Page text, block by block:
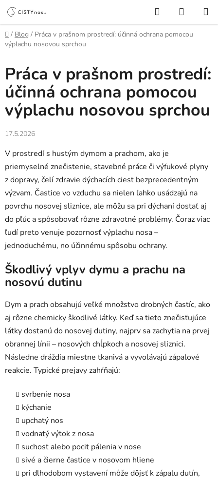
Prejsť
na
obsah
Hľadať
KOŠÍK
Domov
/ Blog / Práca v prašnom prostredí: účinná ochrana pomocou
výplachu nosovou sprchou
Práca v prašnom prostredí:
účinná ochrana pomocou
výplachu nosovou sprchou
17.5.2026
V prostredí s hustým dymom a prachom, ako je
priemyselné znečistenie, stavebné práce či výfukové plyny
z dopravy, čelí zdravie dýchacích ciest bezprecedentným
výzvam. Častice vo vzduchu sa nielen ľahko usádzajú na
povrchu nosovej sliznice, ale môžu sa pri dýchaní dostať aj
do pľúc a spôsobovať rôzne zdravotné problémy. Čoraz viac
ľudí preto venuje pozornosť výplachu nosa –
jednoduchému, no účinnému spôsobu ochrany.
Škodlivý vplyv dymu a prachu na
nosovú dutinu
Dym a prach obsahujú veľké množstvo drobných častíc, ako
aj rôzne chemicky škodlivé látky. Keď sa tieto znečisťujúce
látky dostanú do nosovej dutiny, najprv sa zachytia na prvej
obrannej línii – nosových chĺpkoch a nosovej sliznici.
Následne dráždia miestne tkanivá a vyvolávajú zápalové
reakcie. Typické prejavy zahŕňajú:
svrbenie nosa
kýchanie
upchatý nos
vodnatý výtok z nosa
suchosť alebo pocit pálenia v nose
sivé a čierne častice v nosovom hliene
pri dlhodobom vystavení môže dôjsť k zápalu dutín,